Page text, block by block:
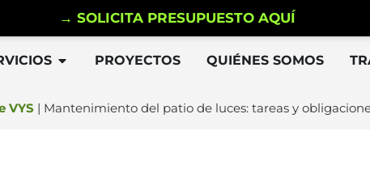
→ SOLICITA PRESUPUESTO AQUÍ
PROYECTOS QUIÉNES SOMOS
VYS | Mantenimiento del patio de luces: tareas y